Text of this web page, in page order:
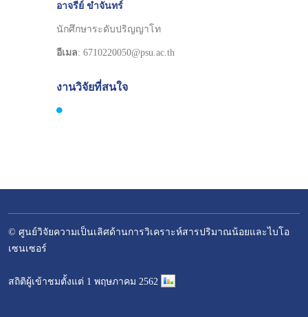
อาจรีย์ ขําจันทร์
นักศึกษาระดับปริญญาโท
อีเมล: 6710220050@psu.ac.th
งานวิจัยที่สนใจ
© ศูนย์วิจัยความเป็นเลิศด้านการวิเคราะห์สารปริมาณน้อยและไบโอ
เซนเซอร์
สถิติผู้เข้าชมตั้งแต่ 1 พฤษภาคม 2562